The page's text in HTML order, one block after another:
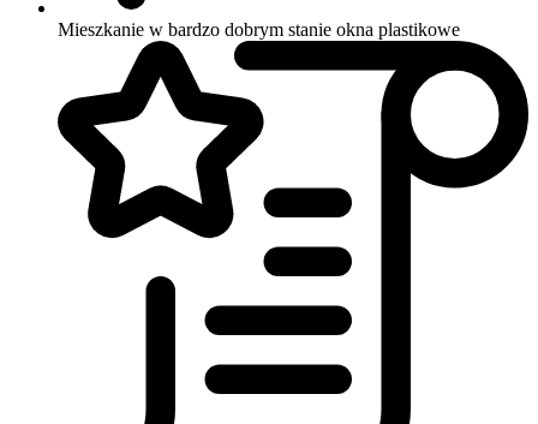
Mieszkanie w bardzo dobrym stanie okna plastikowe